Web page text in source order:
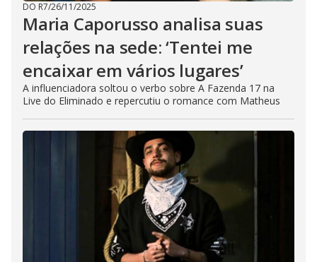
DO R7/26/11/2025
Maria Caporusso analisa suas
relações na sede: ‘Tentei me
encaixar em vários lugares’
A influenciadora soltou o verbo sobre A Fazenda 17 na
Live do Eliminado e repercutiu o romance com Matheus